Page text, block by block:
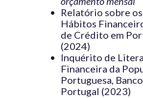
Relatório sobre os
Hábitos
de Crédito em
(2024)
Inquérito de
Financeira da
Portuguesa,
Portugal (2023)